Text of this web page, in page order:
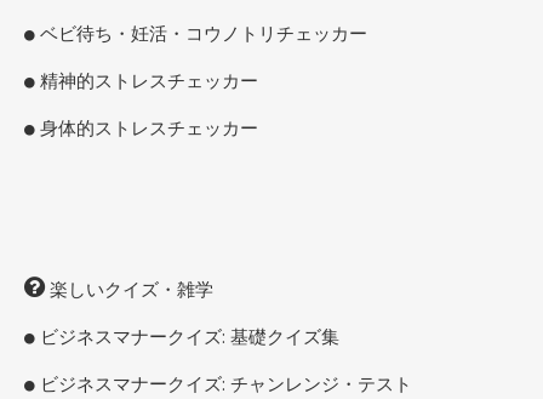
ベビ待ち・妊活・コウノトリチェッカー
精神的ストレスチェッカー
身体的ストレスチェッカー
楽しいクイズ・雑学
ビジネスマナークイズ: 基礎クイズ集
ビジネスマナークイズ: チャンレンジ・テスト